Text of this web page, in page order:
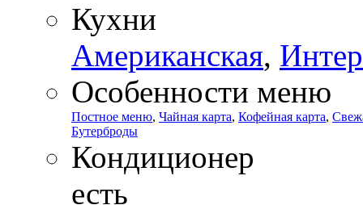
Кухни
Американская,
Особенности меню
Постное меню, Чайная карта, Кофейная карта,
Бутерброды
Кондиционер
есть